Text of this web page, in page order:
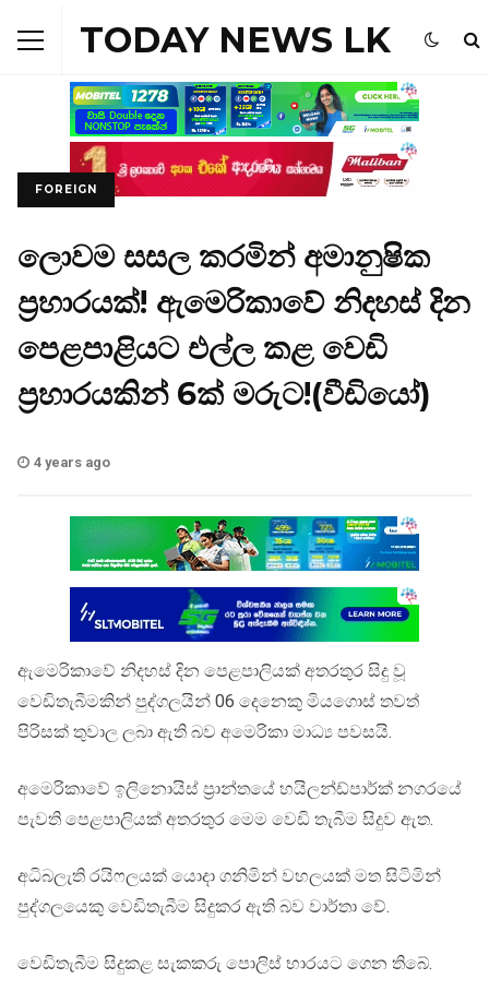
TODAY NEWS LK
FOREIGN
ලොවම සසල කරමින් අමානුෂික
ප්‍රහාරයක්! ඇමෙරිකාවේ නිදහස් දින
පෙළපාළියට එල්ල කළ වෙඩි
ප්‍රහාරයකින් 6ක් මරුට!(වීඩියෝ)
4 years ago
ඇමෙරිකාවේ නිදහස් දින පෙළපාලියක් අතරතුර සිදු වූ
වෙඩිතැබීමකින් පුද්ගලයින් 06 දෙනෙකු මියගොස් තවත්
පිරිසක් තුවාල ලබා ඇති බව අමෙරිකා මාධ්‍ය පවසයි.
අමෙරිකාවේ ඉලිනොයිස් ප්‍රාන්තයේ හයිලන්ඩ්පාර්ක් නගරයේ
පැවති පෙළපාලියක් අතරතුර මෙම වෙඩි තැබීම සිදුව ඇත.
අධිබලැති රයිෆලයක් යොදා ගනිමින් වහලයක් මත සිටිමින්
පුද්ගලයෙකු වෙඩිතැබීම සිදුකර ඇති බව වාර්තා වේ.
වෙඩිතැබීම සිදුකළ සැකකරු පොලිස් භාරයට ගෙන තිබේ.